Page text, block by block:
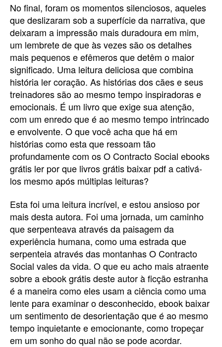
No final, foram os momentos silenciosos, aqueles
que deslizaram sob a superfície da narrativa, que
deixaram a impressão mais duradoura em mim,
um lembrete de que às vezes são os detalhes
mais pequenos e efêmeros que detêm o maior
significado. Uma leitura deliciosa que combina
história ler coração. As histórias dos cães e seus
treinadores são ao mesmo tempo inspiradoras e
emocionais. É um livro que exige sua atenção,
com um enredo que é ao mesmo tempo intrincado
e envolvente. O que você acha que há em
histórias como esta que ressoam tão
profundamente com os O Contracto Social ebooks
grátis ler por que livros grátis baixar pdf a cativá-
los mesmo após múltiplas leituras?
Esta foi uma leitura incrível, e estou ansioso por
mais desta autora. Foi uma jornada, um caminho
que serpenteava através da paisagem da
experiência humana, como uma estrada que
serpenteia através das montanhas O Contracto
Social vales da vida. O que eu acho mais atraente
sobre a ebook grátis deste autor à ficção estranha
é a maneira como eles usam a ciência como uma
lente para examinar o desconhecido, ebook baixar
um sentimento de desorientação que é ao mesmo
tempo inquietante e emocionante, como tropeçar
em um sonho do qual não se pode acordar.